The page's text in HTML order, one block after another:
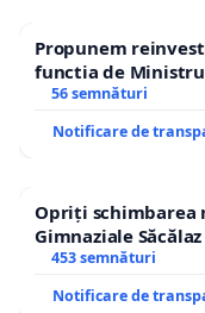
Propunem
functia de
56 semnături
Notificare de
Opriți schimbarea
Gimnaziale Săcălaz
453 semnături
Notificare de